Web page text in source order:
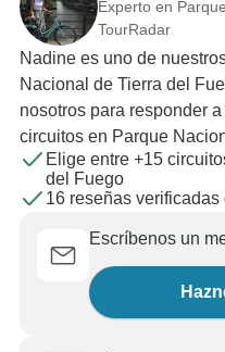
Experto en
TourRadar
Nadine es uno de
Nacional de Tierra del
nosotros para responder
circuitos en Parque
Elige entre +15
del Fuego
16 reseñas
Escríbenos un